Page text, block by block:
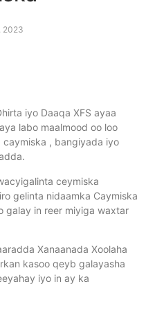
2023
iyo Daaqa XFS ayaa
labo maalmood oo loo
caymiska , bangiyada iyo
ceymiska
gelinta nidaamka Caymiska
galay in reer miyiga waxtar
Xanaanada Xoolaha
kasoo qeyb galayasha
iyo in ay ka